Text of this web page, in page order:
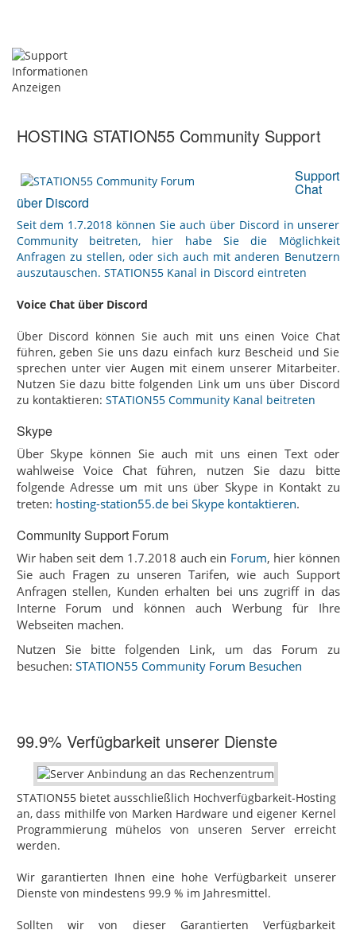
HOSTING STATION55 Community Support
Support
Chat
über Discord
Seit dem 1.7.2018 können Sie auch über Discord in unserer
Community beitreten, hier habe Sie die Möglichkeit
Anfragen zu stellen, oder sich auch mit anderen Benutzern
auszutauschen. STATION55 Kanal in Discord eintreten
Voice Chat über Discord
Über Discord können Sie auch mit uns einen Voice Chat
führen, geben Sie uns dazu einfach kurz Bescheid und Sie
sprechen unter vier Augen mit einem unserer Mitarbeiter.
Nutzen Sie dazu bitte folgenden Link um uns über Discord
zu kontaktieren: STATION55 Community Kanal beitreten
Skype
Über Skype können Sie auch mit uns einen Text oder
wahlweise Voice Chat führen, nutzen Sie dazu bitte
folgende Adresse um mit uns über Skype in Kontakt zu
treten: hosting-station55.de bei Skype kontaktieren.
Community Support Forum
Wir haben seit dem 1.7.2018 auch ein Forum, hier können
Sie auch Fragen zu unseren Tarifen, wie auch Support
Anfragen stellen, Kunden erhalten bei uns zugriff in das
Interne Forum und können auch Werbung für Ihre
Webseiten machen.
Nutzen Sie bitte folgenden Link, um das Forum zu
besuchen: STATION55 Community Forum Besuchen
99.9% Verfügbarkeit unserer Dienste
STATION55 bietet ausschließlich Hochverfügbarkeit-Hosting‎
an, dass mithilfe von Marken Hardware und eigener Kernel
Programmierung mühelos von unseren Server erreicht
werden.
Wir garantierten Ihnen eine hohe Verfügbarkeit unserer
Dienste von mindestens 99.9 % im Jahresmittel.
Sollten wir von dieser Garantierten Verfügbarkeit